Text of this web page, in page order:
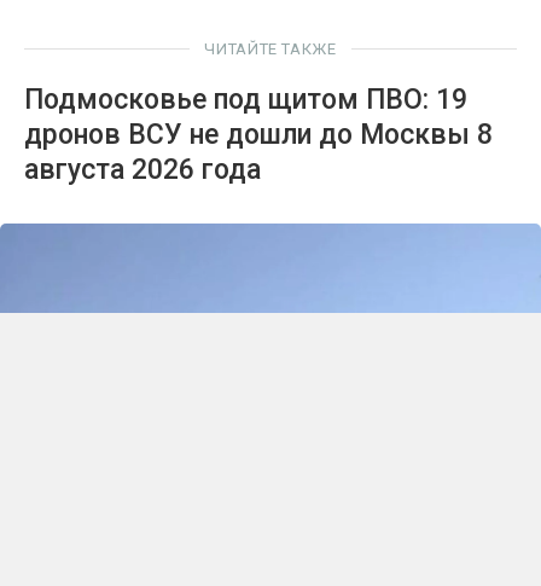
ЧИТАЙТЕ ТАКЖЕ
Подмосковье под щитом ПВО: 19
дронов ВСУ не дошли до Москвы 8
августа 2026 года